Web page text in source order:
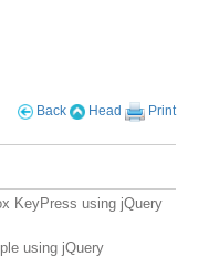
Back Head Print
KeyPress using jQuery
using jQuery